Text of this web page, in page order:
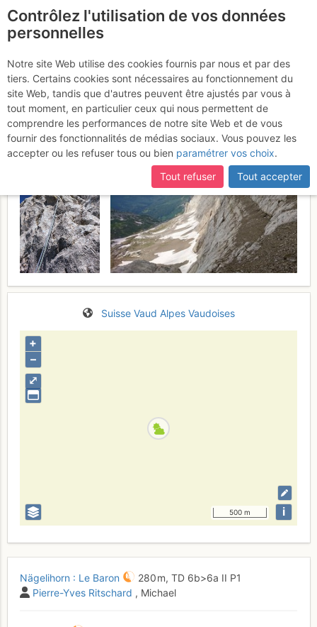
Nägelihorn : Le Baron
Dimanche 18 juin 2017
Suisse Vaud Alpes Vaudoises
⤢
+
–
500 m i
Nägelihorn : Le Baron 280 m, TD 6b>6a II P1
Pierre-Yves Ritschard , Michael
Contrôlez l'utilisation de vos données
personnelles
Notre site Web utilise des cookies fournis par nous et par des
tiers. Certains cookies sont nécessaires au fonctionnement du
site Web, tandis que d'autres peuvent être ajustés par vous à
tout moment, en particulier ceux qui nous permettent de
comprendre les performances de notre site Web et de vous
fournir des fonctionnalités de médias sociaux. Vous pouvez les
accepter ou les refuser tous ou bien paramétrer vos choix.
Tout refuser
Tout accepter